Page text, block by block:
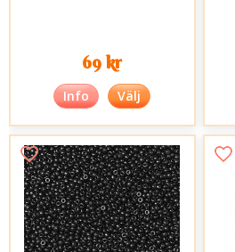
69 kr
Info Välj